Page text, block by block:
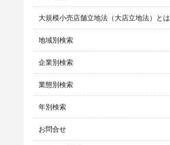
大規模小売店舗立地法（大店立地法）とは
地域別検索
企業別検索
業態別検索
年別検索
お問合せ